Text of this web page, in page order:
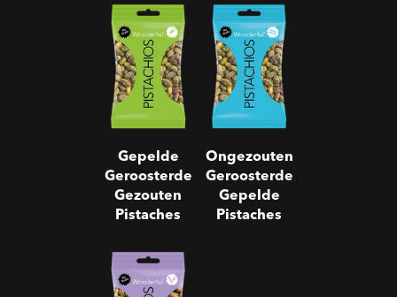
Gepelde
Geroosterde
Gezouten
Pistaches
Gepelde
Geroosterde
Gezouten
Pistaches
Ongezouten
Geroosterde
Gepelde
Pistaches
Ongezouten
Geroosterde
Gepelde
Pistaches
Gepelde
Pistaches met